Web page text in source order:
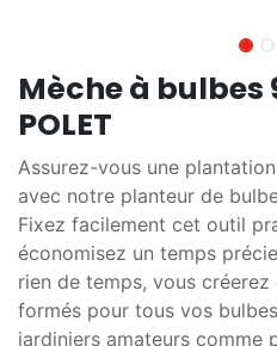
Mèche à bulbes
POLET
Assurez-vous une
avec notre planteur de
Fixez facilement cet outil
économisez un temps
rien de temps, vous
formés pour tous vos
jardiniers amateurs comme